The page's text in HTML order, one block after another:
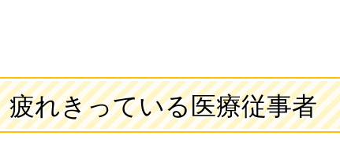
疲れきっている医療従事者